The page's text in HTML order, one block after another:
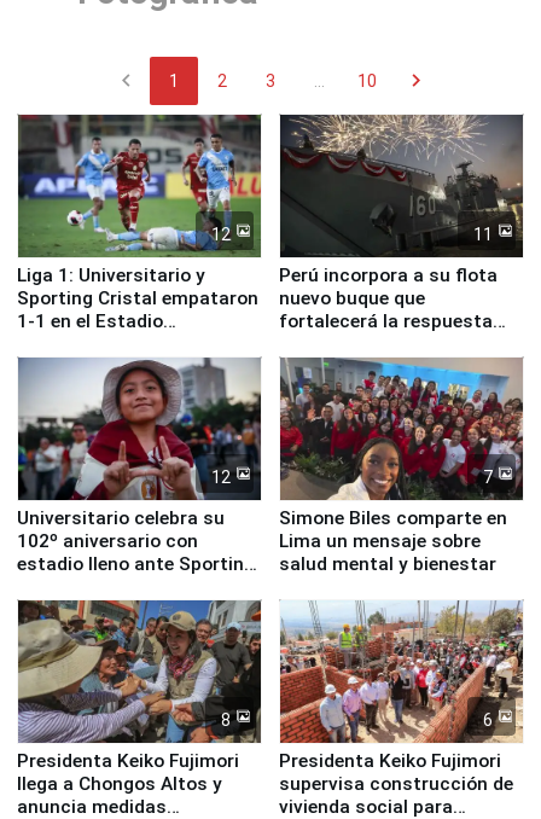
chevron_left 1 2 3 10 chevron_right
12
Liga 1: Universitario y
Sporting Cristal empataron
1-1 en el Estadio
11
Perú incorpora a su flota
nuevo buque que
fortalecerá la respuesta
12
Universitario celebra su
102º aniversario con
estadio lleno ante Sporting
7
Simone Biles comparte en
Lima un mensaje sobre
salud mental y bienestar
8
Presidenta Keiko Fujimori
llega a Chongos Altos y
anuncia medidas
6
Presidenta Keiko Fujimori
supervisa construcción de
vivienda social para